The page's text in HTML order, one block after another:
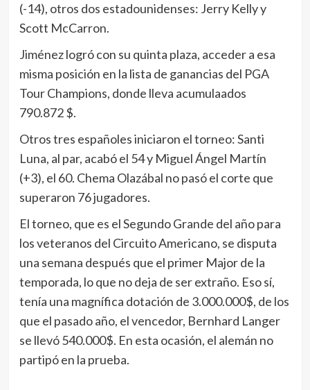
(-14), otros dos estadounidenses: Jerry Kelly y
Scott McCarron.
Jiménez logró con su quinta plaza, acceder a esa
misma posición en la lista de ganancias del PGA
Tour Champions, donde lleva acumulaados
790.872 $.
Otros tres españoles iniciaron el torneo: Santi
Luna, al par, acabó el 54 y Miguel Ángel Martín
(+3), el 60. Chema Olazábal no pasó el corte que
superaron 76 jugadores.
El torneo, que es el Segundo Grande del año para
los veteranos del Circuito Americano, se disputa
una semana después que el primer Major de la
temporada, lo que no deja de ser extraño. Eso sí,
tenía una magnífica dotación de 3.000.000$, de los
que el pasado año, el vencedor, Bernhard Langer
se llevó 540.000$. En esta ocasión, el alemán no
partipó en la prueba.